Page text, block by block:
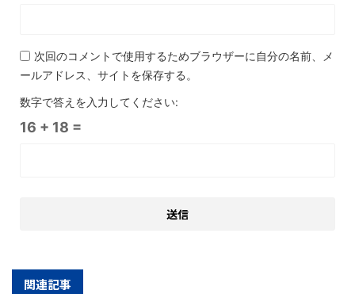
次回のコメントで使用するためブラウザーに自分の名前、メ
ールアドレス、サイトを保存する。
数字で答えを入力してください:
16 + 18 =
関連記事